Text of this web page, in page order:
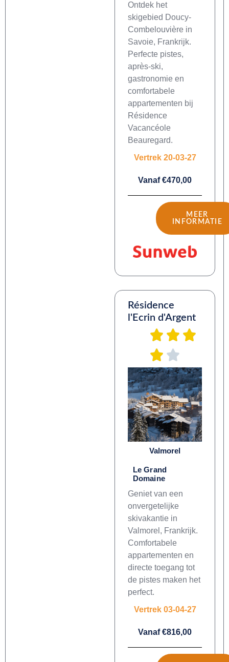
Ontdek het
skigebied Doucy-
Combelouvière in
Savoie, Frankrijk.
Perfecte pistes,
après-ski,
gastronomie en
comfortabele
appartementen bij
Résidence
Vacancéole
Beauregard.
Vertrek 20-03-27
Vanaf €470,00
MEER
INFORMATIE
Résidence
l'Ecrin d'Argent
Valmorel
Le Grand
Domaine
Geniet van een
onvergetelijke
skivakantie in
Valmorel, Frankrijk.
Comfortabele
appartementen en
directe toegang tot
de pistes maken het
perfect.
Vertrek 03-04-27
Vanaf €816,00